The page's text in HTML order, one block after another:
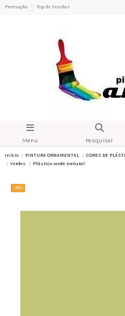
Promoção Top de Vendas
Menu Pesquisar
Início PINTURA ORNAMENTAL CORES DE
Verdes
Plástico verde natural
-20%